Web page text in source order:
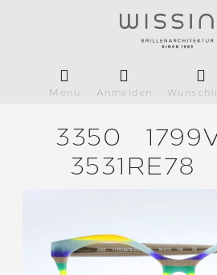
Menü Anmelden
3350
3531RE78